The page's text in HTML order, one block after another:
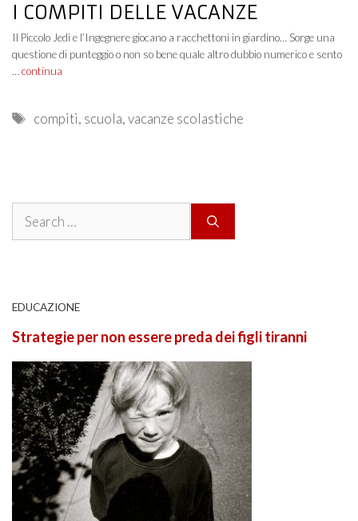
I COMPITI DELLE VACANZE
Il Piccolo Jedi e l’Ingegnere giocano a racchettoni in giardino… Sorge una
questione di punteggio o non so bene quale altro dubbio numerico e sento
… continua
Tags
compiti, scuola,vacanze scolastiche
Search
EDUCAZIONE
Strategie per non essere preda dei figli tiranni